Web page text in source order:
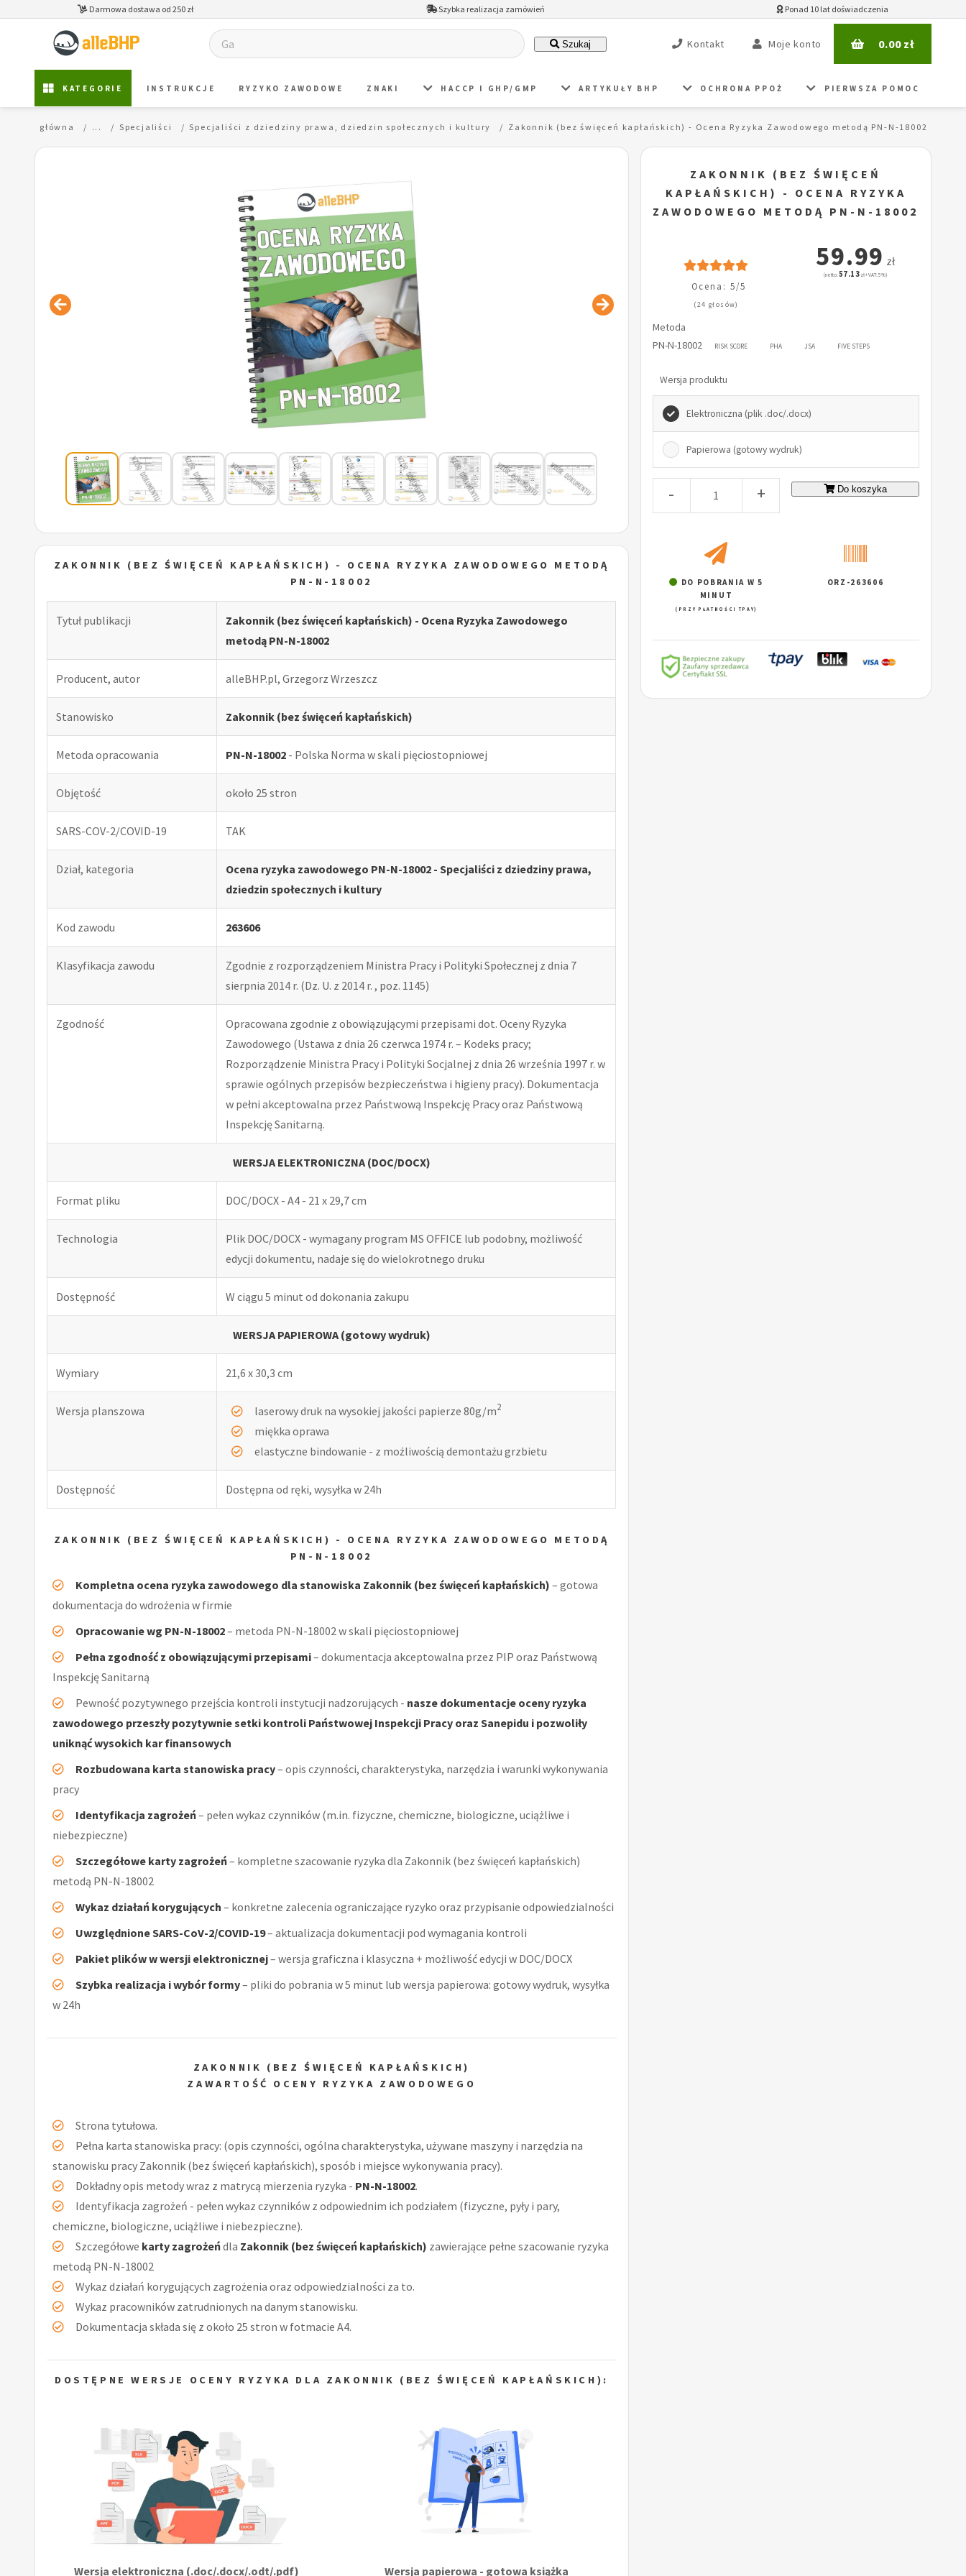
Darmowa dostawa od 250 zł Szybka realizacja zamówień Ponad 10 lat doświadczenia
Szukaj Kontakt Moje konto 0.00zł
KATEGORIE INSTRUKCJE RYZYKO ZAWODOWE ZNAKI HACCP I GHP/GMP ARTYKUŁY BHP OCHRONA PPOŻ PIERWSZA POMOC
Strona główna ... Specjaliści Specjaliści z dziedziny prawa, dziedzin społecznych i kultury Zakonnik (bez święceń kapłańskich) - Ocena Ryzyka Zawodowego metodą PN-N-18002
ZAKONNIK (BEZ ŚWIĘCEŃ KAPŁAŃSKICH) - OCENA RYZYKA ZAWODOWEGO METODĄ
PN-N-18002
Tytuł publikacji
Zakonnik (bez święceń kapłańskich) - Ocena Ryzyka Zawodowego
metodą PN-N-18002
Producent, autor alleBHP.pl, Grzegorz Wrzeszcz
Stanowisko Zakonnik (bez święceń kapłańskich)
Metoda opracowania PN-N-18002 - Polska Norma w skali pięciostopniowej
Objętość około 25 stron
SARS-COV-2/COVID-19 TAK
Dział, kategoria
Ocena ryzyka zawodowego PN-N-18002 - Specjaliści z dziedziny prawa,
dziedzin społecznych i kultury
Kod zawodu 263606
Klasyfikacja zawodu
Zgodnie z rozporządzeniem Ministra Pracy i Polityki Społecznej z dnia 7
sierpnia 2014 r. (Dz. U. z 2014 r. , poz. 1145)
Zgodność
Opracowana zgodnie z obowiązującymi przepisami dot. Oceny Ryzyka
Zawodowego (Ustawa z dnia 26 czerwca 1974 r. – Kodeks pracy;
Rozporządzenie Ministra Pracy i Polityki Socjalnej z dnia 26 września 1997 r. w
sprawie ogólnych przepisów bezpieczeństwa i higieny pracy). Dokumentacja
w pełni akceptowalna przez Państwową Inspekcję Pracy oraz Państwową
Inspekcję Sanitarną.
WERSJA ELEKTRONICZNA (DOC/DOCX)
Format pliku DOC/DOCX - A4 - 21 x 29,7 cm
Technologia
Plik DOC/DOCX - wymagany program MS OFFICE lub podobny, możliwość
edycji dokumentu, nadaje się do wielokrotnego druku
Dostępność W ciągu 5 minut od dokonania zakupu
WERSJA PAPIEROWA (gotowy wydruk)
Wymiary 21,6 x 30,3 cm
Wersja planszowa laserowy druk na wysokiej jakości papierze 80g/m2
miękka oprawa
elastyczne bindowanie - z możliwością demontażu grzbietu
Dostępność Dostępna od ręki, wysyłka w 24h
ZAKONNIK (BEZ ŚWIĘCEŃ KAPŁAŃSKICH) - OCENA RYZYKA ZAWODOWEGO METODĄ
PN-N-18002
Kompletna ocena ryzyka zawodowego dla stanowiska Zakonnik (bez święceń kapłańskich) – gotowa
dokumentacja do wdrożenia w firmie
Opracowanie wg PN-N-18002– metoda PN-N-18002 w skali pięciostopniowej
Pełna zgodność z obowiązującymi przepisami– dokumentacja akceptowalna przez PIP oraz Państwową
Inspekcję Sanitarną
Pewność pozytywnego przejścia kontroli instytucji nadzorujących - nasze dokumentacje oceny ryzyka
zawodowego przeszły pozytywnie setki kontroli Państwowej Inspekcji Pracy oraz Sanepidu i pozwoliły
uniknąć wysokich kar finansowych
Rozbudowana karta stanowiska pracy– opis czynności, charakterystyka, narzędzia i warunki wykonywania
pracy
Identyfikacja zagrożeń– pełen wykaz czynników (m.in. fizyczne, chemiczne, biologiczne, uciążliwe i
niebezpieczne)
Szczegółowe karty zagrożeń– kompletne szacowanie ryzyka dla Zakonnik (bez święceń kapłańskich)
metodą PN-N-18002
Wykaz działań korygujących – konkretne zalecenia ograniczające ryzyko oraz przypisanie odpowiedzialności
Uwzględnione SARS-CoV-2/COVID-19– aktualizacja dokumentacji pod wymagania kontroli
Pakiet plików w wersji elektronicznej– wersja graficzna i klasyczna + możliwość edycji w DOC/DOCX
Szybka realizacja i wybór formy– pliki do pobrania w 5 minut lub wersja papierowa: gotowy wydruk, wysyłka
w 24h
ZAKONNIK (BEZ ŚWIĘCEŃ KAPŁAŃSKICH)
ZAWARTOŚĆ OCENY RYZYKA ZAWODOWEGO
Strona tytułowa.
Pełna karta stanowiska pracy: (opis czynności, ogólna charakterystyka, używane maszyny i narzędzia na
stanowisku pracy Zakonnik (bez święceń kapłańskich), sposób i miejsce wykonywania pracy).
Dokładny opis metody wraz z matrycą mierzenia ryzyka - PN-N-18002.
Identyfikacja zagrożeń - pełen wykaz czynników z odpowiednim ich podziałem (fizyczne, pyły i pary,
chemiczne, biologiczne, uciążliwe i niebezpieczne).
Szczegółowe karty zagrożeńdla Zakonnik (bez święceń kapłańskich) zawierające pełne szacowanie ryzyka
metodą PN-N-18002
Wykaz działań korygujących zagrożenia oraz odpowiedzialności za to.
Wykaz pracowników zatrudnionych na danym stanowisku.
Dokumentacja składa się z około 25 stron w fotmacie A4.
DOSTĘPNE WERSJE OCENY RYZYKA DLA ZAKONNIK (BEZ ŚWIĘCEŃ KAPŁAŃSKICH):
Wersja elektroniczna (.doc/.docx/.odt/.pdf) Wersja papierowa - gotowa książka
ZAKONNIK (BEZ ŚWIĘCEŃ
KAPŁAŃSKICH) - OCENA RYZYKA
ZAWODOWEGO METODĄ PN-N-18002
Ocena: 5/5
(24 głosów)
59.99 zł
(netto:57.13 zł + VAT: 5%)
Metoda
PN-N-18002
RISK SCORE PHA JSA FIVE STEPS
Wersja produktu
Elektroniczna (plik .doc/.docx)
Papierowa (gotowy wydruk)
- + Do koszyka
DO POBRANIA W 5
MINUT
(PRZY PŁATNOŚCI TPAY)
ORZ-263606